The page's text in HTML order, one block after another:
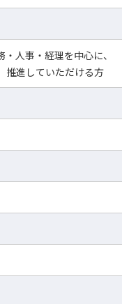
人事・経理を中心に、
推進していただける方